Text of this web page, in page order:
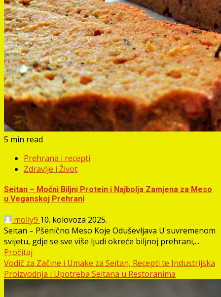
5 min read
Prehrana i recepti
Zdravlje i Život
Seitan – Moćni Biljni Protein i Najbolja Zamjena za Meso
u Veganskoj Prehrani
molly9 10. kolovoza 2025.
Seitan – Pšenično Meso Koje Oduševljava U suvremenom
svijetu, gdje se sve više ljudi okreće biljnoj prehrani,...
Pročitaj
Vodič za Začine i Umake za Seitan, Recepti te Industrijska
Proizvodnja i Upotreba Seitana u Restoranima